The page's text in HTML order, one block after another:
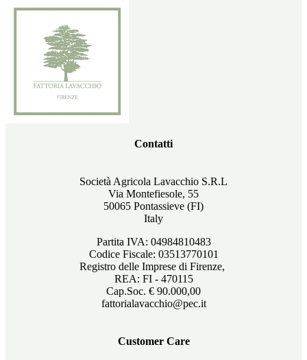
Contatti
Società Agricola Lavacchio S.R.L
Via Montefiesole, 55
50065 Pontassieve (FI)
Italy
Partita IVA: 04984810483
Codice Fiscale: 03513770101
Registro delle Imprese di Firenze,
REA: FI - 470115
Cap.Soc. € 90.000,00
fattorialavacchio@pec.it
Customer Care